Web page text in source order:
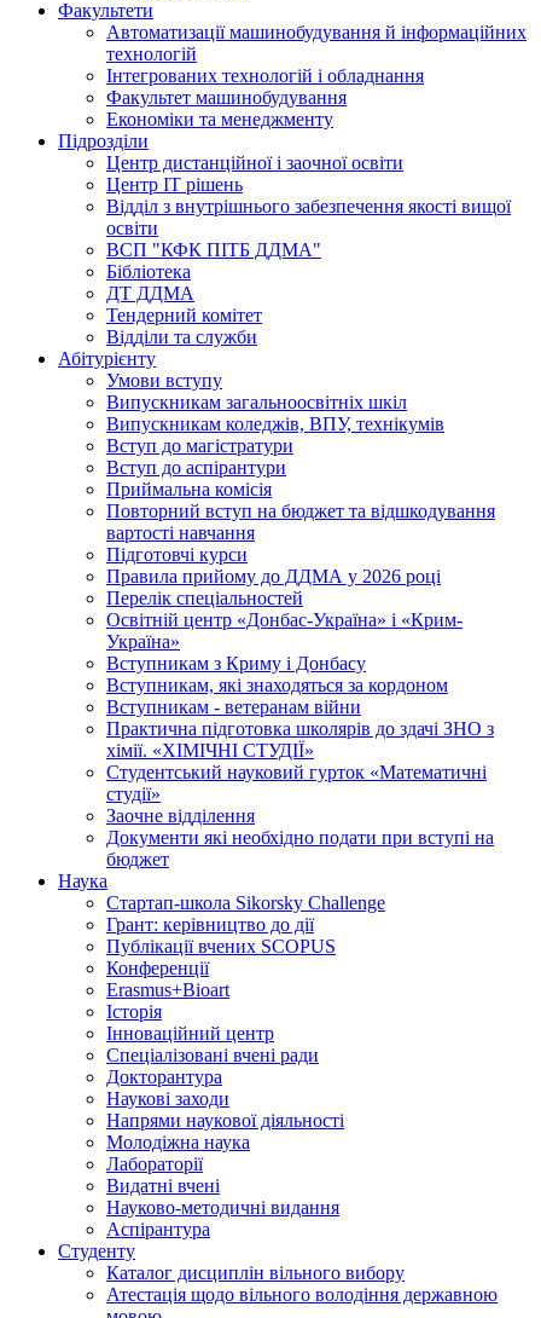
Факультети
Автоматизації машинобудування й інформаційних
технологій
Інтегрованих технологій і обладнання
Факультет машинобудування
Економіки та менеджменту
Підрозділи
Центр дистанційної і заочної освіти
Центр ІТ рішень
Відділ з внутрішнього забезпечення якості вищої
освіти
ВСП "КФК ПІТБ ДДМА"
Бібліотека
ДТ ДДМА
Тендерний комітет
Відділи та служби
Абітурієнту
Умови вступу
Випускникам загальноосвітніх шкіл
Випускникам коледжів, ВПУ, технікумів
Вступ до магістратури
Вступ до аспірантури
Приймальна комісія
Повторний вступ на бюджет та відшкодування
вартості навчання
Підготовчі курси
Правила прийому до ДДМА у 2026 році
Перелік спеціальностей
Освітній центр «Донбас-Україна» і «Крим-
Україна»
Вступникам з Криму і Донбасу
Вступникам, які знаходяться за кордоном
Вступникам - ветеранам війни
Практична підготовка школярів до здачі ЗНО з
хімії. «ХІМІЧНІ СТУДІЇ»
Студентський науковий гурток «Математичні
студії»
Заочне відділення
Документи які необхідно подати при вступі на
бюджет
Наука
Стартап-школа Sikorsky Challenge
Грант: керівництво до дії
Публікації вчених SCOPUS
Конференції
Erasmus+Bioart
Історія
Інноваційний центр
Спеціалізовані вчені ради
Докторантура
Наукові заходи
Напрями наукової діяльності
Молодіжна наука
Лабораторії
Видатні вчені
Науково-методичні видання
Аспірантура
Студенту
Каталог дисциплін вільного вибору
Атестація щодо вільного володіння державною